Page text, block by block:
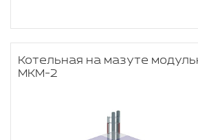
Котельная на мазуте
МКМ-2